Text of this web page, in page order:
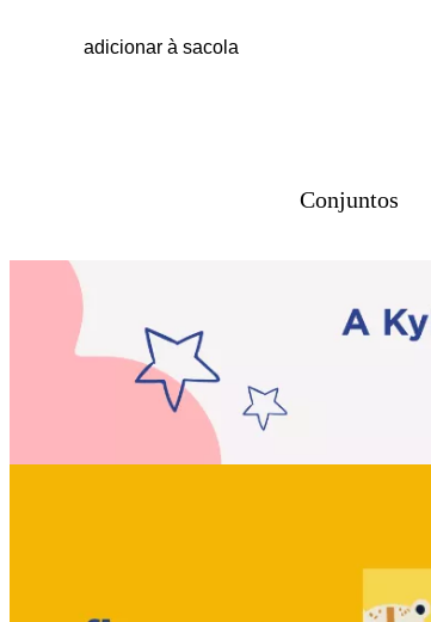
adicionar à sacola
Conjuntos